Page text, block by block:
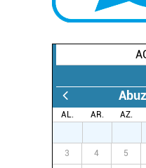
AL. AR. AZ.
3 4 5